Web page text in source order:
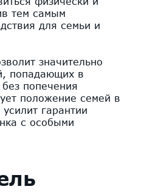
тем самым
для семьи и
значительно
попадающих в
попечения
положение семей в
гарантии
с особыми